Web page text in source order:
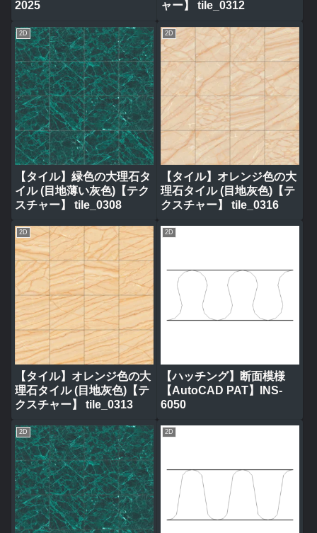
2025 ャー】 tile_0312
2D
【タイル】緑色の大理石タ
イル (目地薄い灰色)【テク
スチャー】 tile_0308
2D
【タイル】オレンジ色の大
理石タイル (目地灰色)【テ
クスチャー】 tile_0316
2D
【タイル】オレンジ色の大
理石タイル (目地灰色)【テ
クスチャー】 tile_0313
2D
【ハッチング】断面模様
【AutoCAD PAT】INS-
6050
2D 2D